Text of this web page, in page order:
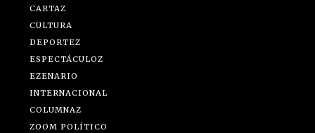
CARTAZ
CULTURA
DEPORTEZ
ESPECTÁCULOZ
EZENARIO
INTERNACIONAL
COLUMNAZ
ZOOM POLÍTICO